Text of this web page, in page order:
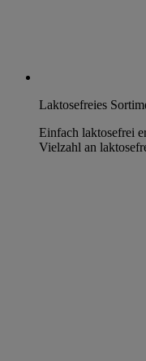
Laktosefreies
Einfach laktosefrei
Vielzahl an